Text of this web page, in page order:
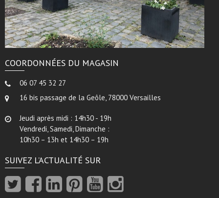
COORDONNÉES DU MAGASIN
06 07 45 32 27
16 bis passage de la Geôle, 78000 Versailles
Jeudi après midi : 14h30 - 19h
Vendredi, Samedi, Dimanche :
10h30 – 13h et 14h30 – 19h
SUIVEZ L’ACTUALITÉ SUR